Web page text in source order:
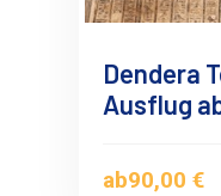
Dendera
Ausflug
ab90,00 €